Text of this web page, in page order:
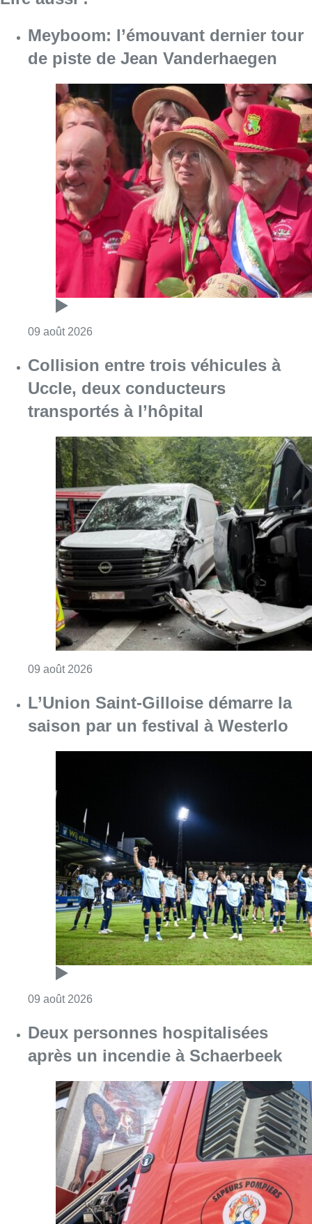
09 août 2026Consulter l'article "Meyboom: l’émouvant
Collision entre trois véhicules à
Uccle, deux conducteurs
transportés à l’hôpital
09 août 2026Consulter l'article "Collision entre trois
L’Union Saint-Gilloise démarre la
saison par un festival à Westerlo
09 août 2026 Consulter l'article "L’Union Saint-Gilloise
Deux personnes hospitalisées
après un incendie à Schaerbeek
09 août 2026Consulter l'article "Deux personnes
Partager l'article
FacebookTwitterWhatsApp
Share
05 juillet 2025- 18h11